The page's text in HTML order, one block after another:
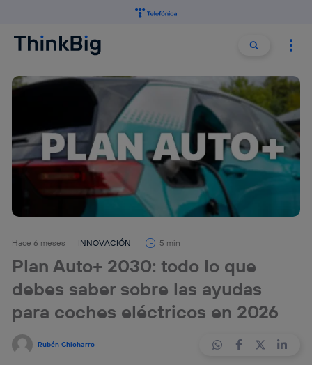
Buscar
Hace 6 meses INNOVACIÓN 5 min
Plan Auto+ 2030: todo lo que
debes saber sobre las ayudas
para coches eléctricos en 2026
Rubén Chicharro